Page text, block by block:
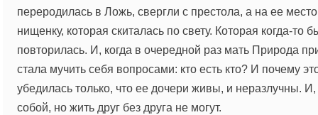
переродилась в Ложь, свергли с престола, а на ее
нищенку, которая скиталась по свету. Которая когда-то
повторилась. И, когда в очередной раз мать Природа
стала мучить себя вопросами: кто есть кто? И почему
убедилась только, что ее дочери живы, и неразлучны.
собой, но жить друг без друга не могут.